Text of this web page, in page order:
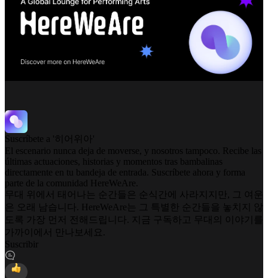
Suscríbete a '히어위아'
El escenario nunca deja de moverse, y nosotros tampoco. Recibe las
últimas actuaciones, historias y momentos tras bambalinas
directamente en tu bandeja de entrada. Suscríbete ahora y forma
parte de la comunidad HereWeAre.
무대 위에서 태어나는 순간들은 순식간에 사라지지만, 그 여운
은 오래 남습니다. HereWeAre는 그 특별한 순간들을 놓치지 않
도록 가장 먼저 전해드립니다. 지금 구독하고 무대의 이야기를
가까이에서 만나보세요.
Suscribir